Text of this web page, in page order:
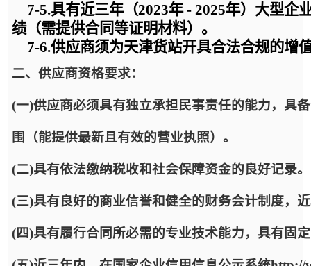
7-5.具有近三年（2023年 - 2025年）大型企
绩（需提供合同等证明材料）。
7-6.供应商须为天津货站开具合法合规的增
二、供应商资格要求：
(一)供应商必须具有独立承担民事责任的能力，具
围（能提供最新且有效的营业执照）。
(二)具有依法缴纳税收和社会保障资金的良好记录。
(三)具有良好的商业信誉和健全的财务会计制度，
(四)具有履行合同所必需的专业技术能力，具有固